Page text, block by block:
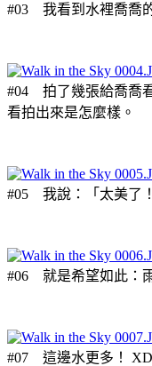
#03 我看到水裡喬喬
#04 拍了幾張給喬喬
看拍出來是怎麼樣。
#05 我說：「太美了
#06 就是希望如此：
#07 這邊水更多！ XD